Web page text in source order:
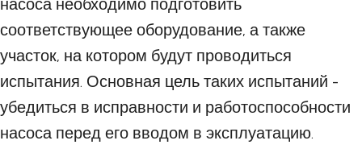
насоса необходимо подготовить
соответствующее оборудование, а также
участок, на котором будут проводиться
испытания. Основная цель таких испытаний -
убедиться в исправности и работоспособности
насоса перед его вводом в эксплуатацию.